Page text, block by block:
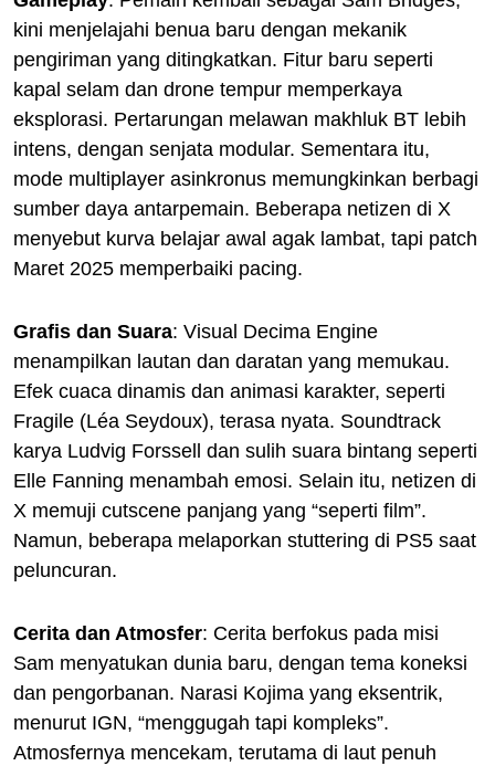
kini menjelajahi benua baru dengan mekanik
pengiriman yang ditingkatkan. Fitur baru seperti
kapal selam dan drone tempur memperkaya
eksplorasi. Pertarungan melawan makhluk BT lebih
intens, dengan senjata modular. Sementara itu,
mode multiplayer asinkronus memungkinkan berbagi
sumber daya antarpemain. Beberapa netizen di X
menyebut kurva belajar awal agak lambat, tapi patch
Maret 2025 memperbaiki pacing.
Grafis dan Suara: Visual Decima Engine
menampilkan lautan dan daratan yang memukau.
Efek cuaca dinamis dan animasi karakter, seperti
Fragile (Léa Seydoux), terasa nyata. Soundtrack
karya Ludvig Forssell dan sulih suara bintang seperti
Elle Fanning menambah emosi. Selain itu, netizen di
X memuji cutscene panjang yang “seperti film”.
Namun, beberapa melaporkan stuttering di PS5 saat
peluncuran.
Cerita dan Atmosfer: Cerita berfokus pada misi
Sam menyatukan dunia baru, dengan tema koneksi
dan pengorbanan. Narasi Kojima yang eksentrik,
menurut IGN, “menggugah tapi kompleks”.
Atmosfernya mencekam, terutama di laut penuh